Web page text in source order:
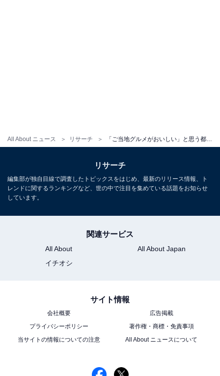
All About ニュース リサーチ
リサーチ
編集部が独自目線で調査したトピックスをはじめ、最新のリリース情報、ト
レンドに関するランキングなど、世の中で注目を集めている話題をお知らせ
しています。
関連サービス
All About
All About Japan
イチオシ
サイト情報
会社概要
広告掲載
プライバシーポリシー
著作権・商標・免責事項
当サイトの情報についての注意
All About ニュースについて